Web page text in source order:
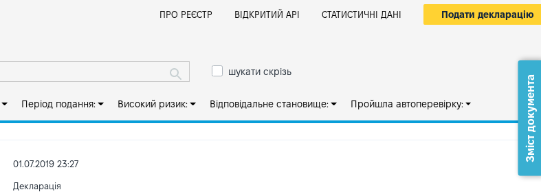
ПРО РЕЄСТР ВІДКРИТИЙ АРІ СТАТИСТИЧНІ ДАНІ Подати декларацію
шукати скрізь
Період подання: Високий ризик: Відповідальне становище: Пройшла автоперевірку:
01.07.2019 23:27
Декларація
Зміст документа